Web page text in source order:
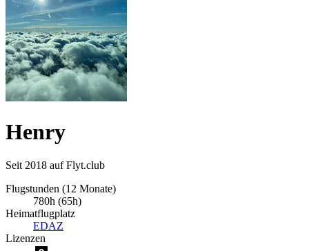
Henry
Seit 2018 auf Flyt.club
Flugstunden (12 Monate)
780h (65h)
Heimatflugplatz
EDAZ
Lizenzen